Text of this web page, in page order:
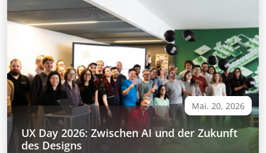
Mai. 20, 2026
UX Day 2026: Zwischen AI und der Zukunft
des Designs